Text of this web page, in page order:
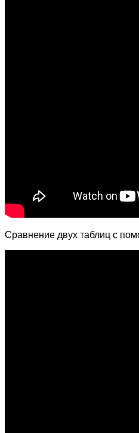
Сравнение двух таблиц с